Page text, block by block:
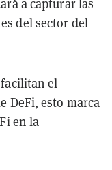
a capturar las
del sector del
el
DeFi, esto marca
en la